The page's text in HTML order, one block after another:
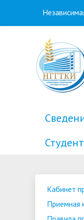
Кабинет
Приемная